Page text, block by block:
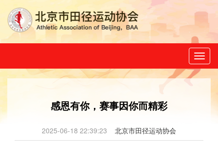
感恩有你，赛事因你而精彩
2025-06-18 22:39:23 北京市田径运动协会